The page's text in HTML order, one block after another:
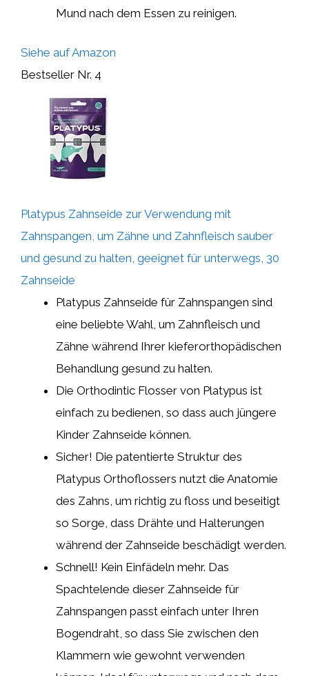
Mund nach dem Essen zu reinigen.
Siehe auf Amazon
Bestseller Nr. 4
Platypus Zahnseide zur Verwendung mit
Zahnspangen, um Zähne und Zahnfleisch sauber
und gesund zu halten, geeignet für unterwegs, 30
Zahnseide
Platypus Zahnseide für Zahnspangen sind
eine beliebte Wahl, um Zahnfleisch und
Zähne während Ihrer kieferorthopädischen
Behandlung gesund zu halten.
Die Orthodintic Flosser von Platypus ist
einfach zu bedienen, so dass auch jüngere
Kinder Zahnseide können.
Sicher! Die patentierte Struktur des
Platypus Orthoflossers nutzt die Anatomie
des Zahns, um richtig zu floss und beseitigt
so Sorge, dass Drähte und Halterungen
während der Zahnseide beschädigt werden.
Schnell! Kein Einfädeln mehr. Das
Spachtelende dieser Zahnseide für
Zahnspangen passt einfach unter Ihren
Bogendraht, so dass Sie zwischen den
Klammern wie gewohnt verwenden